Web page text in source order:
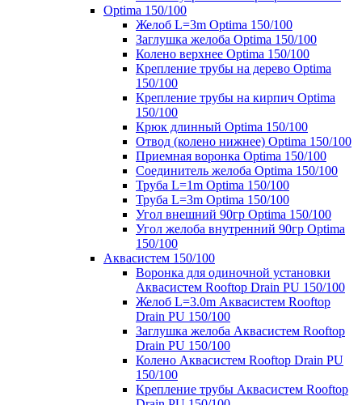
Optima 150/100
Желоб L=3m Optima 150/100
Заглушка желоба Optima 150/100
Колено верхнее Optima 150/100
Крепление трубы на дерево Optima
150/100
Крепление трубы на кирпич Optima
150/100
Крюк длинный Optima 150/100
Отвод (колено нижнее) Optima 150/100
Приемная воронка Optima 150/100
Соединитель желоба Optima 150/100
Труба L=1m Optima 150/100
Труба L=3m Optima 150/100
Угол внешний 90гр Optima 150/100
Угол желоба внутренний 90гр Optima
150/100
Аквасистем 150/100
Воронка для одиночной установки
Аквасистем Rooftop Drain PU 150/100
Желоб L=3.0m Аквасистем Rooftop
Drain PU 150/100
Заглушка желоба Аквасистем Rooftop
Drain PU 150/100
Колено Аквасистем Rooftop Drain PU
150/100
Крепление трубы Аквасистем Rooftop